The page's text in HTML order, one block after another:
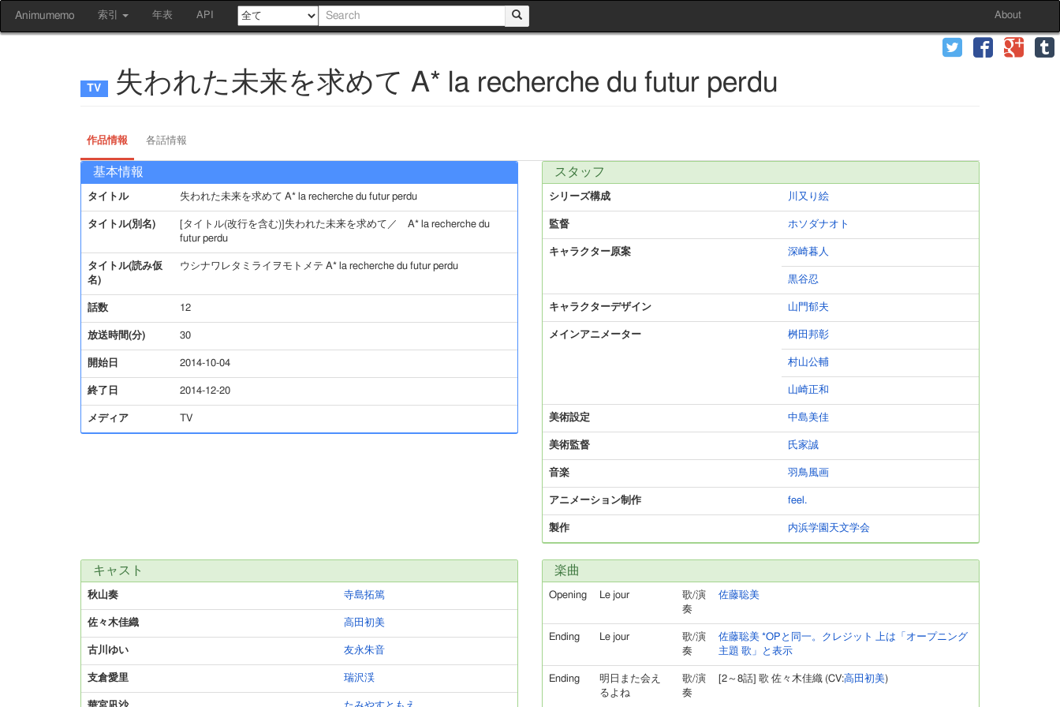
Animumemo 索引 年表 API About
失われた未来を求めて A* la recherche du futur perdu
作品情報 各話情報
基本情報
タイトル 失われた未来を求めて A* la recherche du futur perdu
タイトル(別名)
[タイトル(改行を含む)]失われた未来を求めて／ A* la recherche du
futur perdu
タイトル(読み仮
名)
ウシナワレタミライヲモトメテ A* la recherche du futur perdu
話数 12
放送時間(分) 30
開始日 2014-10-04
終了日 2014-12-20
メディア TV
スタッフ
シリーズ構成 川又り絵
監督 ホソダナオト
キャラクター原案 深崎暮人
黒谷忍
キャラクターデザイン 山門郁夫
メインアニメーター 桝田邦彰
村山公輔
山崎正和
美術設定 中島美佳
美術監督 氏家誠
音楽 羽鳥風画
アニメーション制作 feel.
製作 内浜学園天文学会
キャスト
秋山奏 寺島拓篤
佐々木佳織 高田初美
古川ゆい 友永朱音
支倉愛里 瑞沢渓
楽曲
Opening Le jour
歌/演
奏
佐藤聡美
Ending Le jour
歌/演
奏
佐藤聡美 *OPと同一。クレジット 上は「オープニング
主題 歌」と表示
Ending
明日また会え
るよね
歌/演
奏
[2～8話] 歌 佐々木佳織 (CV:高田初美)